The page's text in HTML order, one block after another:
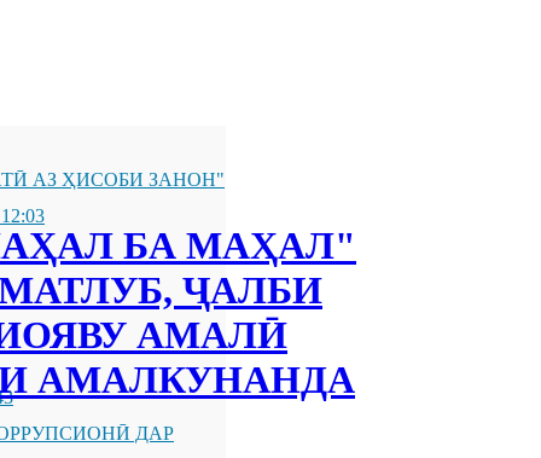
АЗ ҲИСОБИ ЗАНОН"
ДАР
БА МАҲАЛ"
ҶАЛБИ
АМАЛӢ
АМАЛКУНАНДА